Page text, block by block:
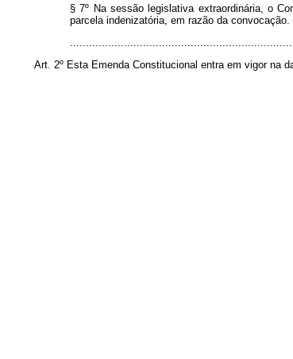
§ 7º Na sessão legislativa extraordinária, o
parcela indenizatória, em razão da convocação.
Art. 2º Esta Emenda Constitucional entra em vigor na